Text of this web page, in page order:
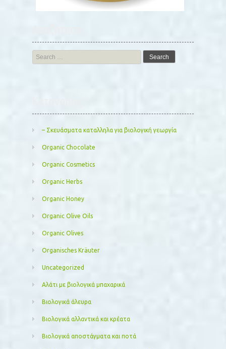
Search
for:
– Σκευάσματα καταλληλα για βιολογική γεωργία
Organic Chocolate
Organic Cosmetics
Organic Herbs
Organic Honey
Organic Olive Oils
Organic Olives
Organisches Kräuter
Uncategorized
Αλάτι με βιολογικά μπαχαρικά
Βιολογικά άλευρα
Βιολογικά αλλαντικά και κρέατα
Βιολογικά αποστάγματα και ποτά